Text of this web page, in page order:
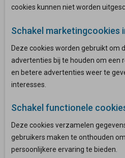
cookies kunnen niet worden
Schakel marketingcookies
Deze cookies worden gebruikt om
advertenties bij te houden om een
en betere advertenties weer te
interesses.
Schakel functionele
Deze cookies verzamelen
gebruikers maken te onthouden
persoonlijkere ervaring te bieden.